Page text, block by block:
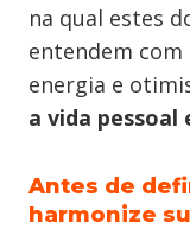
na qual estes
entendem
energia e
a vida pessoal
Antes de
harmonize